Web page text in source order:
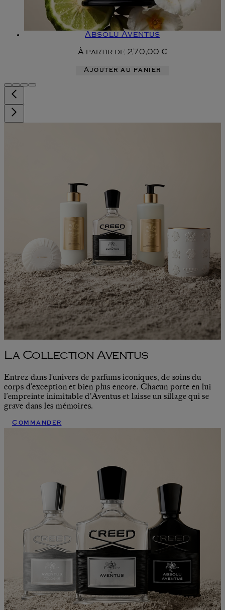
Absolu Aventus
À partir de 270,00 €
Ajouter au panier
La Collection Aventus
Entrez dans l’univers de parfums iconiques, de soins du
corps d’exception et bien plus encore. Chacun porte en lui
l’empreinte inimitable d'Aventus et laisse un sillage qui se
grave dans les mémoires.
Commander